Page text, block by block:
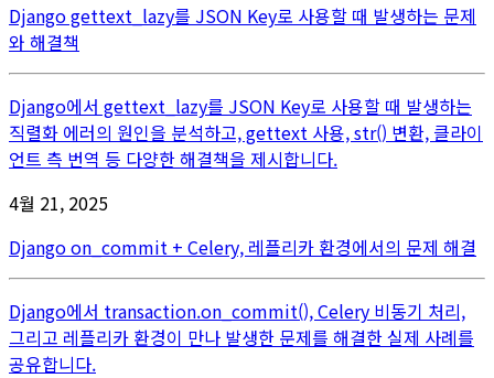
Django gettext_lazy를 JSON Key로 사용할 때 발생하는 문제
와 해결책
Django에서 gettext_lazy를 JSON Key로 사용할 때 발생하는
직렬화 에러의 원인을 분석하고, gettext 사용, str() 변환, 클라이
언트 측 번역 등 다양한 해결책을 제시합니다.
4월 21, 2025
Django on_commit + Celery, 레플리카 환경에서의 문제 해결
Django에서 transaction.on_commit(), Celery 비동기 처리,
그리고 레플리카 환경이 만나 발생한 문제를 해결한 실제 사례를
공유합니다.